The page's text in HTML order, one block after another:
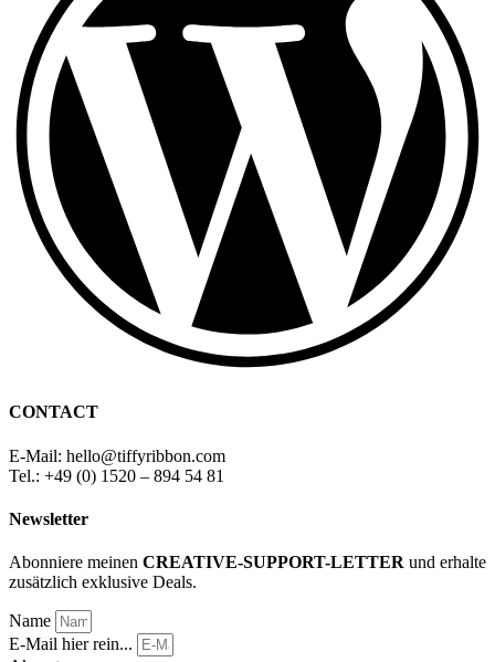
CONTACT
E-Mail: hello@tiffyribbon.com
Tel.: +49 (0) 1520 – 894 54 81
Newsletter
Abonniere meinen CREATIVE-SUPPORT-LETTER und erhalte
zusätzlich exklusive Deals.
Name
E-Mail hier rein...